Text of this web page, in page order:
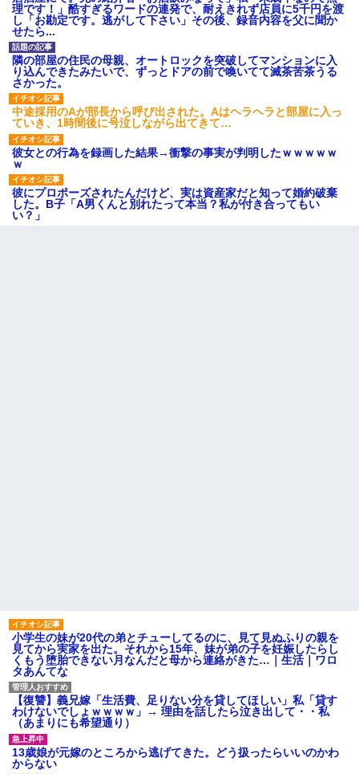
理です！」酷すぎるワードの連発で、耐えきれず店員に5千円を渡
し「お勘定です。逃がして下さい」その後、録音内容を父に聞か
せたら...
隣の部屋の住民の母親、オートロックを突破してマンションに入
り込んできたみたいで、ずっとドアの前で喚いてて滅茶苦茶うる
さかった。
中途採用のAが部長から呼び出された。Aはヘラヘラと部屋に入っ
ていき、1時間後に号泣しながら出てきて…
彼女との行為を録画した結果→衝撃の事実が判明したｗｗｗｗｗ
ｗ
彼にプロポーズされたんだけど、実は資産家だと知って婚約破棄
した。B子「A男くんと別れたって本当？私が付き合ってもい
い？」
小学生の妹が20代の弟とチューしてるのに、見て見ぬふりの親を
見てから実家を出た。それから15年、妹が弟の子を妊娠したらし
くもう堕胎できない月なんだと母から連絡がきた…｜生活｜ワロ
タあんてな
【復讐】義兄嫁「生活費、足りない分を貸してほしい」私「貸す
わけないでしょｗｗｗｗ」→ 理由を話したら泣き出して・・私
（あまりにも希望通り）
13歳娘が元嫁のところから逃げてきた。どう扱ったらいいのかわ
からない